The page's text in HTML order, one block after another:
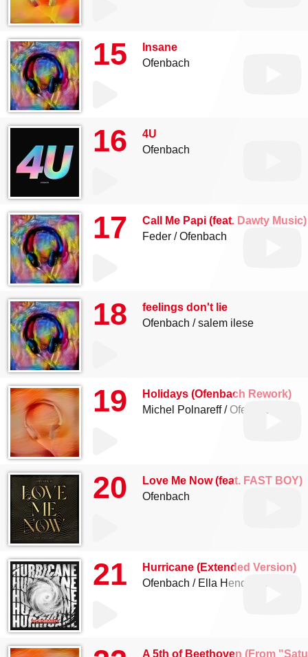
15
Insane
Ofenbach
16
4U
Ofenbach
17
Call Me Papi (feat. Dawty Music)
Feder
Ofenbach
18
feelings don't lie
Ofenbach
salem ilese
19
Holidays (Ofenbach Rework)
Michel Polnareff
Ofenbach
20
Love Me Now (feat. FAST BOY)
Ofenbach
21
Hurricane (Extended Version)
Ofenbach
Ella Henderson
A 5th of Beethoven (From